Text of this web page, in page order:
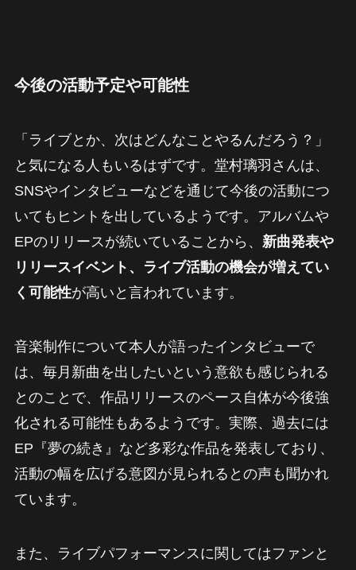
今後の活動予定や可能性
「ライブとか、次はどんなことやるんだろう？」
と気になる人もいるはずです。堂村璃羽さんは、
SNSやインタビューなどを通じて今後の活動につ
いてもヒントを出しているようです。アルバムや
EPのリリースが続いていることから、 新曲発表や
リリースイベント、ライブ活動の機会が増えてい
く可能性が高いと言われています。
音楽制作について本人が語ったインタビューで
は、毎月新曲を出したいという意欲も感じられる
とのことで、作品リリースのペース自体が今後強
化される可能性もあるようです。実際、過去には
EP『夢の続き』など多彩な作品を発表しており、
活動の幅を広げる意図が見られるとの声も聞かれ
ています。
また、ライブパフォーマンスに関してはファンと